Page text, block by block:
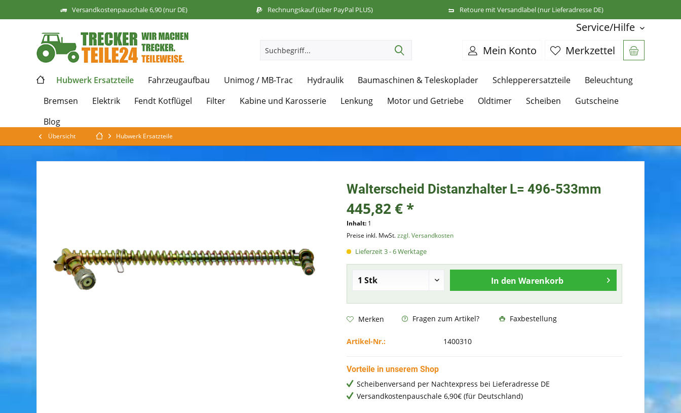
Versandkostenpauschale 6,90 (nur DE) Rechnungskauf (über PayPal PLUS) Retoure mit Versandlabel (nur Lieferadresse DE)
Service/Hilfe
Merkzettel
Mein Konto
Hubwerk Ersatzteile Fahrzeugaufbau Unimog / MB-Trac Hydraulik Baumaschinen & Teleskoplader Schlepperersatzteile
Beleuchtung
Bremsen
Elektrik Fendt Kotflügel Filter Kabine und Karosserie Lenkung Motor und Getriebe Oldtimer Scheiben
Gutscheine
Blog
Übersicht Hubwerk Ersatzteile
Walterscheid Distanzhalter L= 496-533mm
445,82 € *
Inhalt: 1
Preise inkl. MwSt.zzgl. Versandkosten
Lieferzeit 3 - 6 Werktage
In den Warenkorb
Merken Fragen zum Artikel? Faxbestellung
Artikel-Nr.: 1400310
Vorteile in unserem Shop
Scheibenversand per Nachtexpress bei Lieferadresse DE
Versandkostenpauschale 6,90€ (für Deutschland)